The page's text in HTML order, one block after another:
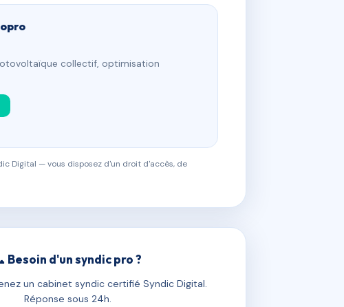
collectif, optimisation
Digital — vous disposez d'un droit d'accès, de
Besoin d'un syndic pro ?
un cabinet syndic certifié Syndic Digital.
Réponse sous 24h.